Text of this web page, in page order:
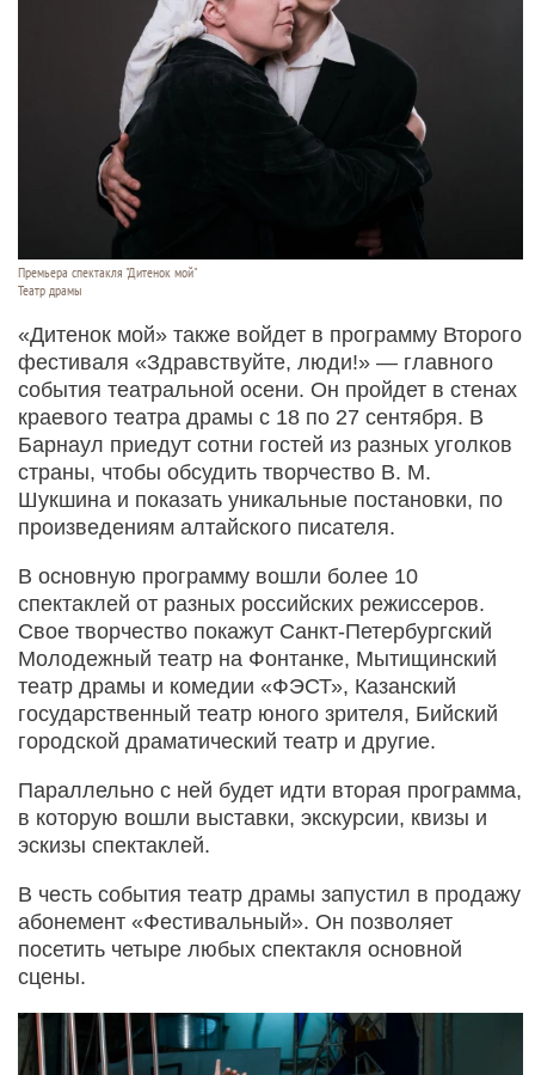
Премьера спектакля "Дитенок мой"
Театр драмы
«Дитенок мой» также войдет в программу Второго
фестиваля «Здравствуйте, люди!» — главного
события театральной осени. Он пройдет в стенах
краевого театра драмы с 18 по 27 сентября. В
Барнаул приедут сотни гостей из разных уголков
страны, чтобы обсудить творчество В. М.
Шукшина и показать уникальные постановки, по
произведениям алтайского писателя.
В основную программу вошли более 10
спектаклей от разных российских режиссеров.
Свое творчество покажут Санкт-Петербургский
Молодежный театр на Фонтанке, Мытищинский
театр драмы и комедии «ФЭСТ», Казанский
государственный театр юного зрителя, Бийский
городской драматический театр и другие.
Параллельно с ней будет идти вторая программа,
в которую вошли выставки, экскурсии, квизы и
эскизы спектаклей.
В честь события театр драмы запустил в продажу
абонемент «Фестивальный». Он позволяет
посетить четыре любых спектакля основной
сцены.